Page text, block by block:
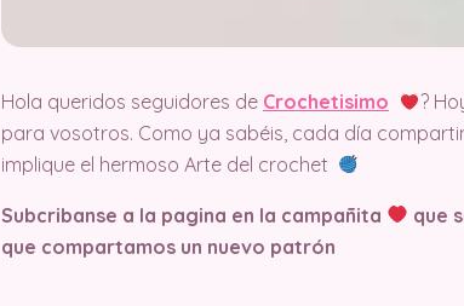
Hola queridos seguidores de Crochetisimo
?
para vosotros. Como ya sabéis, cada día
implique el hermoso Arte del crochet
Subcribanse a la pagina en la campañita que
que compartamos un nuevo patrón